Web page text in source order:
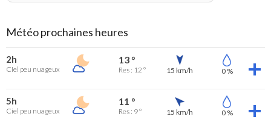
Météo prochaines heures
2h
Ciel peu nuageux
13 °
Res : 12 ° 15 km/h 0 %
5h
Ciel peu nuageux
11 °
Res : 9 ° 15 km/h 0 %